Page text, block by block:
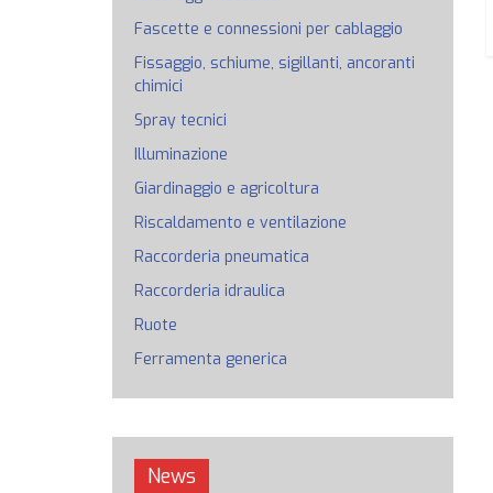
Fascette e connessioni per cablaggio
Fissaggio, schiume, sigillanti, ancoranti
chimici
Spray tecnici
Illuminazione
Giardinaggio e agricoltura
Riscaldamento e ventilazione
Raccorderia pneumatica
Raccorderia idraulica
Ruote
Ferramenta generica
News